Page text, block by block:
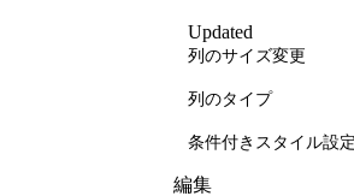
Updated
列のサイズ変更
列のタイプ
条件付きスタイル設定
編集